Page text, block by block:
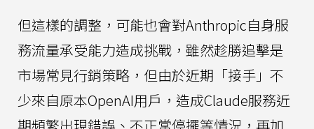
但這樣的調整，可能也會對Anthropic自身服
務流量承受能力造成挑戰，雖然趁勝追擊是
市場常見行銷策略，但由於近期「接手」不
少來自原本OpenAI用戶，造成Claude服務近